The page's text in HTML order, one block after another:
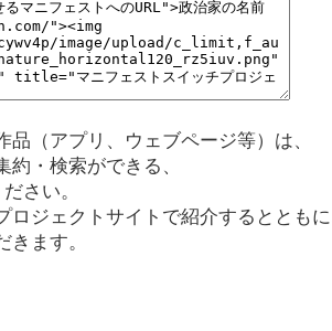
（アプリ、ウェブページ等）は、
・検索ができる、
さい。
ジェクトサイトで紹介するとともに
きます。